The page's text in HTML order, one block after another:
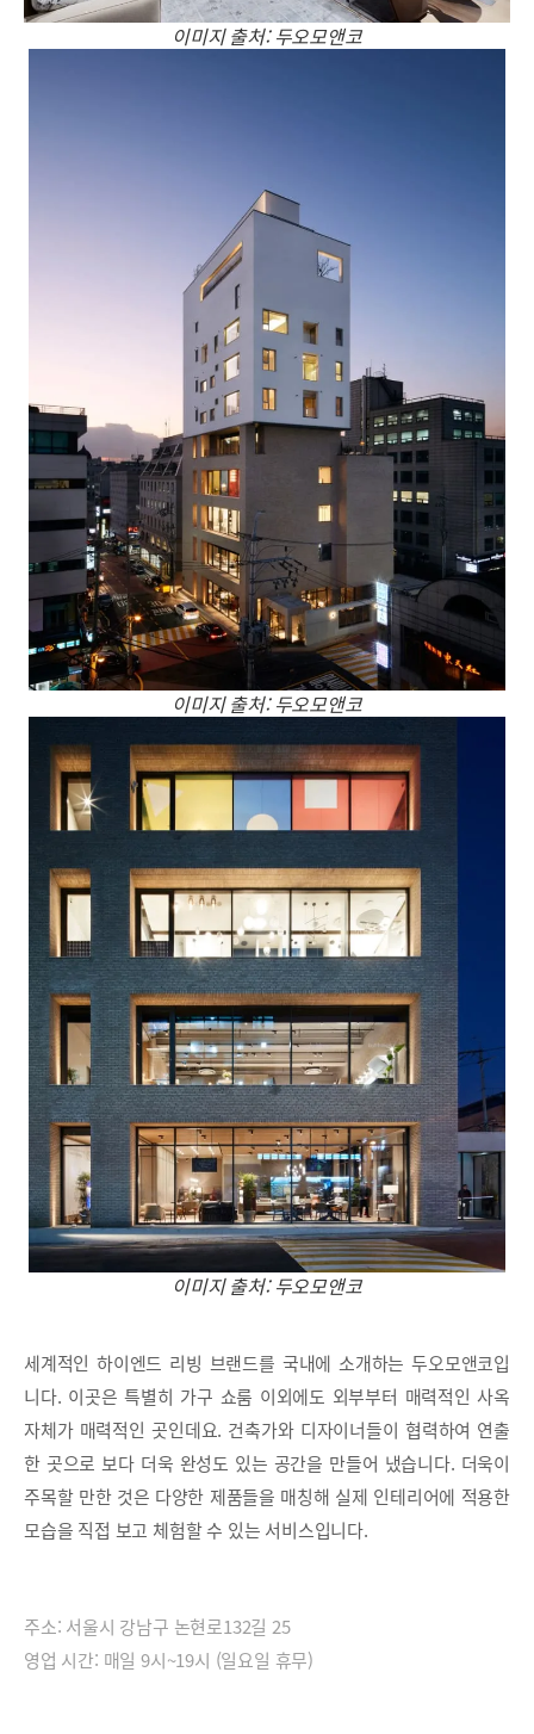
이미지 출처: 두오모앤코
이미지 출처: 두오모앤코
이미지 출처: 두오모앤코
세계적인 하이엔드 리빙 브랜드를 국내에 소개하는 두오모앤코입
니다. 이곳은 특별히 가구 쇼룸 이외에도 외부부터 매력적인 사옥
자체가 매력적인 곳인데요. 건축가와 디자이너들이 협력하여 연출
한 곳으로 보다 더욱 완성도 있는 공간을 만들어 냈습니다. 더욱이
주목할 만한 것은 다양한 제품들을 매칭해 실제 인테리어에 적용한
모습을 직접 보고 체험할 수 있는 서비스입니다.
주소: 서울시 강남구 논현로132길 25
영업 시간: 매일 9시~19시 (일요일 휴무)